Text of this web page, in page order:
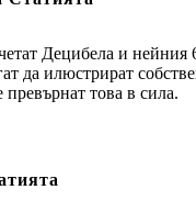
Децибела и
да илюстрират
това в сила.